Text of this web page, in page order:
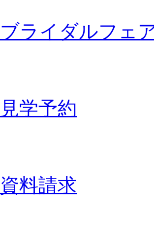
ブライダルフェ
見学予約
資料請求